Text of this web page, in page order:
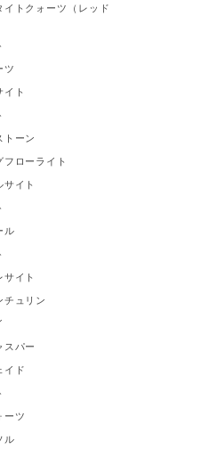
イトクォーツ（レッド
ツ
イト
トーン
フローライト
サイト
ル
サイト
チュリン
スパー
イド
ーツ
ル